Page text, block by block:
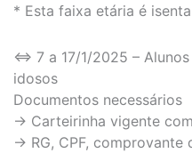
* Esta faixa etária é
⇔ 7 a 17/1/2025 –
idosos
Documentos necessários
→ Carteirinha vigente
→ RG, CPF, comprovante